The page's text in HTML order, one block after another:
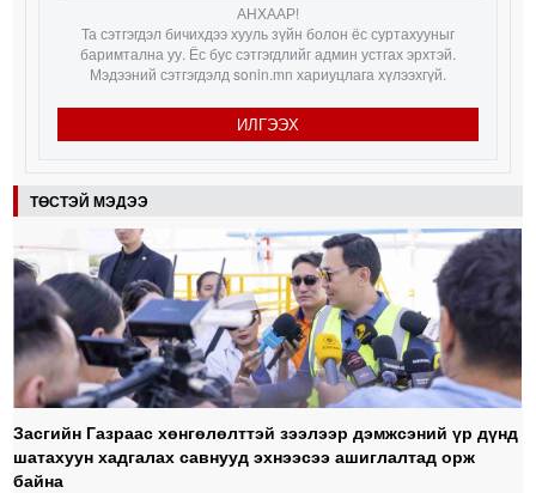
АНХААР!
Та сэтгэгдэл бичихдээ хууль зүйн болон ёс суртахууныг
баримтална уу. Ёс бус сэтгэгдлийг админ устгах эрхтэй.
Мэдээний сэтгэгдэлд sonin.mn хариуцлага хүлээхгүй.
ИЛГЭЭХ
ТӨСТЭЙ МЭДЭЭ
Засгийн Газраас хөнгөлөлттэй зээлээр дэмжсэний үр дүнд
шатахуун хадгалах савнууд эхнээсээ ашиглалтад орж
байна